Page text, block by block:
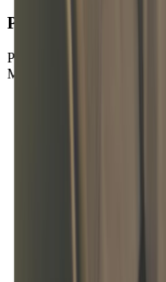
Persönliche Anpassung
Passe die Einstellungen an,
Musik-Setup individuell.